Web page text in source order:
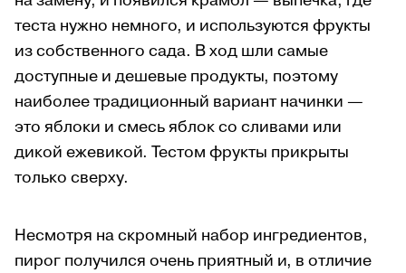
теста нужно немного, и используются фрукты
из собственного сада. В ход шли самые
доступные и дешевые продукты, поэтому
наиболее традиционный вариант начинки —
это яблоки и смесь яблок со сливами или
дикой ежевикой. Тестом фрукты прикрыты
только сверху.
Несмотря на скромный набор ингредиентов,
пирог получился очень приятный и, в отличие